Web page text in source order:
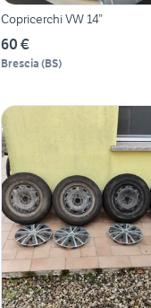
Copricerchi VW 14”
60 €
Brescia (BS)